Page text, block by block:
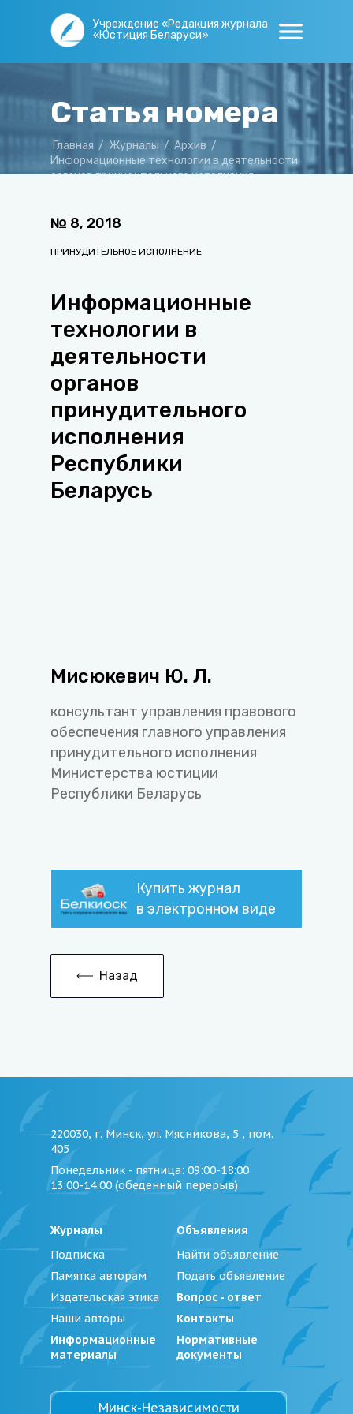
Учреждение «Редакция журнала
«Юстиция Беларуси»
Статья номера
Главная / Журналы / Архив /
Информационные технологии в деятельности
органов принудительного исполнения
№ 8, 2018
ПРИНУДИТЕЛЬНОЕ ИСПОЛНЕНИЕ
Информационные
технологии в
деятельности
органов
принудительного
исполнения
Республики
Беларусь
Мисюкевич Ю. Л.
консультант управления правового
обеспечения главного управления
принудительного исполнения
Министерства юстиции
Республики Беларусь
Купить журнал
в электронном виде
Назад
220030, г. Минск, ул. Мясникова, 5 , пом.
405
Понедельник - пятница: 09:00-18:00
13:00-14:00 (обеденный перерыв)
Журналы
Подписка
Памятка авторам
Издательская этика
Наши авторы
Информационные
материалы
Объявления
Найти объявление
Подать объявление
Вопрос - ответ
Контакты
Нормативные
документы
Минск-Независимости